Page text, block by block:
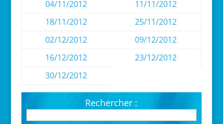
04/11/2012
11/11/2012
18/11/2012
25/11/2012
02/12/2012
09/12/2012
16/12/2012
23/12/2012
30/12/2012
Rechercher :